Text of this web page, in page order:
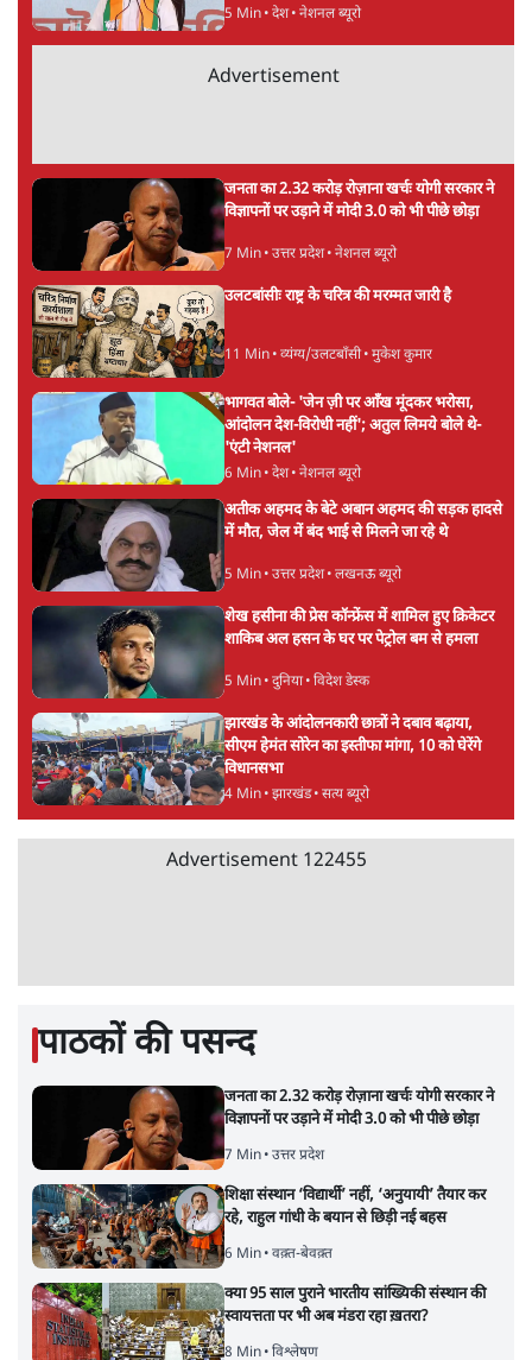
5 Min• देश• नेशनल ब्यूरो
Advertisement
जनता का 2.32 करोड़ रोज़ाना खर्चः योगी सरकार ने
विज्ञापनों पर उड़ाने में मोदी 3.0 को भी पीछे छोड़ा
7 Min• उत्तर प्रदेश• नेशनल ब्यूरो
उलटबांसीः राष्ट्र के चरित्र की मरम्मत जारी है
11 Min• व्यंग्य/उलटबाँसी• मुकेश कुमार
भागवत बोले- 'जेन ज़ी पर आँख मूंदकर भरोसा,
आंदोलन देश-विरोधी नहीं'; अतुल लिमये बोले थे-
'एंटी नेशनल'
6 Min• देश• नेशनल ब्यूरो
अतीक अहमद के बेटे अबान अहमद की सड़क हादसे
में मौत, जेल में बंद भाई से मिलने जा रहे थे
5 Min• उत्तर प्रदेश• लखनऊ ब्यूरो
शेख हसीना की प्रेस कॉन्फ्रेंस में शामिल हुए क्रिकेटर
शाकिब अल हसन के घर पर पेट्रोल बम से हमला
5 Min• दुनिया• विदेश डेस्क
झारखंड के आंदोलनकारी छात्रों ने दबाव बढ़ाया,
सीएम हेमंत सोरेन का इस्तीफा मांगा, 10 को घेरेंगे
विधानसभा
4 Min• झारखंड• सत्य ब्यूरो
Advertisement 122455
पाठकों की पसन्द
जनता का 2.32 करोड़ रोज़ाना खर्चः योगी सरकार ने
विज्ञापनों पर उड़ाने में मोदी 3.0 को भी पीछे छोड़ा
7 Min• उत्तर प्रदेश
शिक्षा संस्थान ‘विद्यार्थी’ नहीं, ‘अनुयायी’ तैयार कर
रहे, राहुल गांधी के बयान से छिड़ी नई बहस
6 Min• वक़्त-बेवक़्त
क्या 95 साल पुराने भारतीय सांख्यिकी संस्थान की
स्वायत्तता पर भी अब मंडरा रहा ख़तरा?
8 Min• विश्लेषण